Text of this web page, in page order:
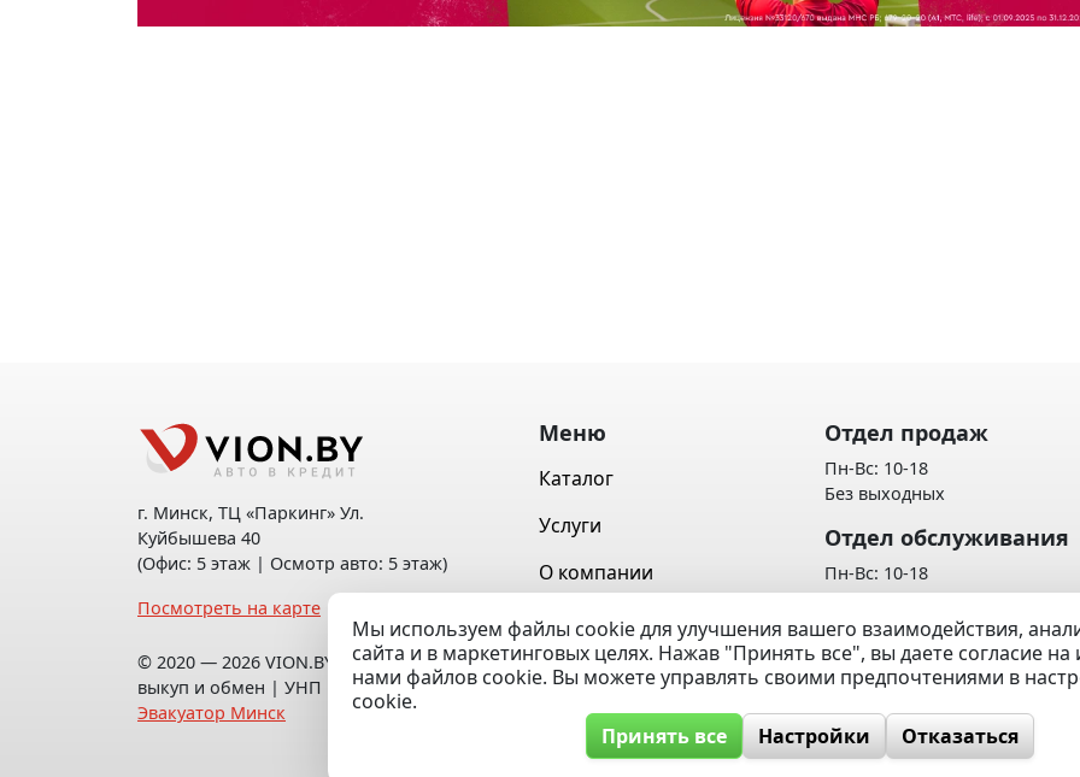
г. Минск, ТЦ «Паркинг» Ул.
Куйбышева 40
(Офис: 5 этаж | Осмотр авто: 5 этаж)
Посмотреть на карте
© 2020 — 2026 VION.BY — Продажа,
выкуп и обмен | УНП 192961100 |
Эвакуатор Минск
Меню
Каталог
Услуги
О компании
Контакты
Вопрос / Ответ
Отдел продаж
Пн-Вс: 10-18
Без выходных
Отдел обслуживания
Пн-Вс: 10-18
Без выходных
Политика обработки
данных
Мы используем файлы cookie для улучшения вашего взаимодействия,
сайта и в маркетинговых целях. Нажав "Принять все", вы даете согласие
нами файлов cookie. Вы можете управлять своими предпочтениями в
cookie.
Принять все
Настройки Отказаться